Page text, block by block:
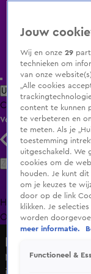
Uitzending Gemist
ClipsFilmsRadio
Volg KIJK
Zoeken
HomeUitzending
Oranjezomer
Mars tegen
Jouw
Wij en onze29
technieken om
van onze
„Alle cookies
content te kunnen
te verbeteren en
te meten. Als je
toestemming
uitgeschakeld. We
cookies om de
houden. Je kunt
om je keuzes te
door op de link
klikken. Je
worden
meer informatie.
Functioneel &